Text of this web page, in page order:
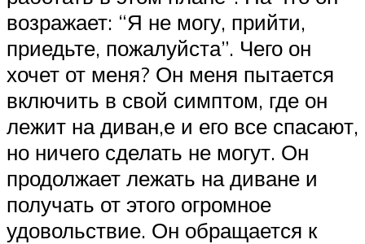
возражает: “Я не могу, прийти,
приедьте, пожалуйста”. Чего он
хочет от меня? Он меня пытается
включить в свой симптом, где он
лежит на диван,е и его все спасают,
но ничего сделать не могут. Он
продолжает лежать на диване и
получать от этого огромное
удовольствие. Он обращается к